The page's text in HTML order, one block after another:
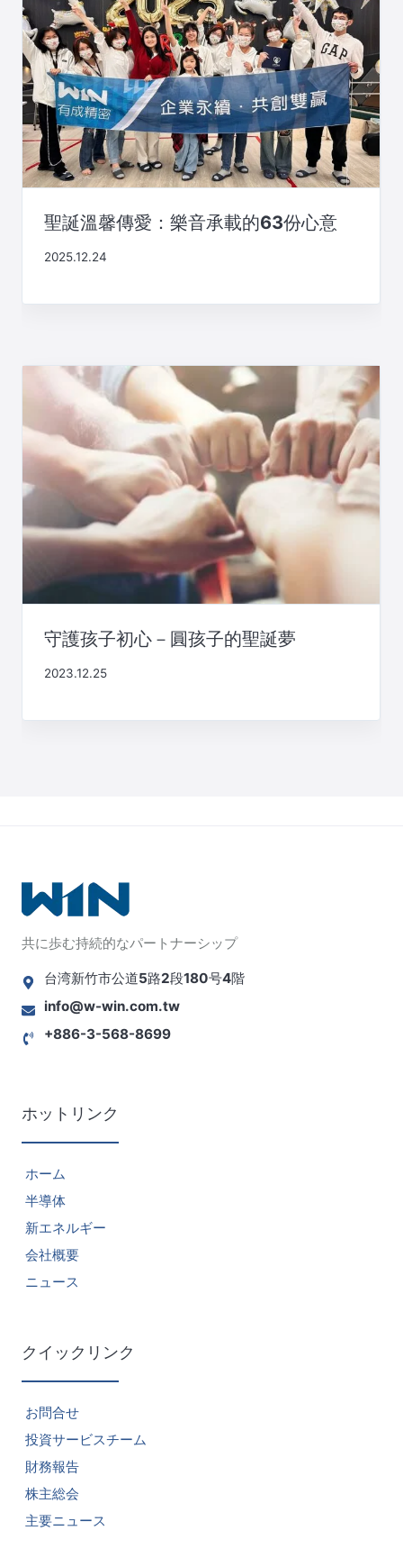
聖誕溫馨傳愛：樂音承載的63份心意
2025.12.24
守護孩子初心－圓孩子的聖誕夢
2023.12.25
共に歩む持続的なパートナーシップ
台湾新竹市公道5路2段180号4階
info@w-win.com.tw
+886-3-568-8699
ホットリンク
ホーム
半導体
新エネルギー
会社概要
ニュース
クイックリンク
お問合せ
投資サービスチーム
財務報告
株主総会
主要ニュース